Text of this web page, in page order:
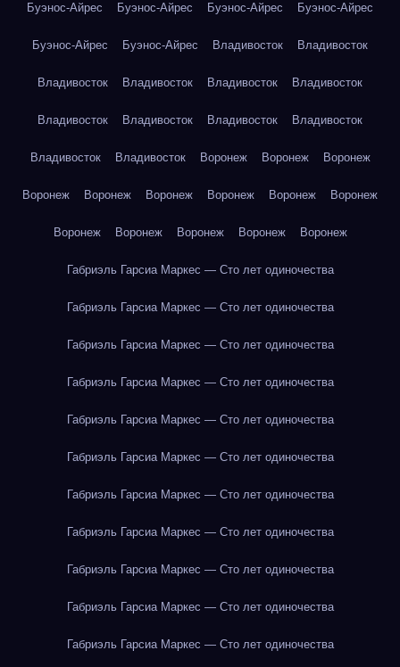
Буэнос-Айрес Буэнос-Айрес Буэнос-Айрес Буэнос-Айрес
Буэнос-Айрес Буэнос-Айрес Владивосток Владивосток
Владивосток Владивосток Владивосток Владивосток
Владивосток Владивосток Владивосток Владивосток
Владивосток Владивосток Воронеж Воронеж Воронеж
Воронеж Воронеж Воронеж Воронеж Воронеж Воронеж
Воронеж Воронеж Воронеж Воронеж Воронеж
Габриэль Гарсиа Маркес — Сто лет одиночества
Габриэль Гарсиа Маркес — Сто лет одиночества
Габриэль Гарсиа Маркес — Сто лет одиночества
Габриэль Гарсиа Маркес — Сто лет одиночества
Габриэль Гарсиа Маркес — Сто лет одиночества
Габриэль Гарсиа Маркес — Сто лет одиночества
Габриэль Гарсиа Маркес — Сто лет одиночества
Габриэль Гарсиа Маркес — Сто лет одиночества
Габриэль Гарсиа Маркес — Сто лет одиночества
Габриэль Гарсиа Маркес — Сто лет одиночества
Габриэль Гарсиа Маркес — Сто лет одиночества